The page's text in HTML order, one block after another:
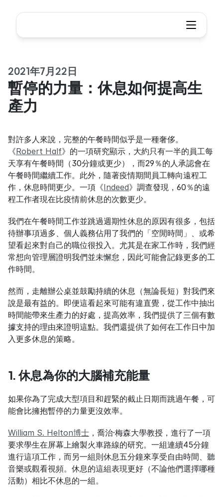
2021年7月22日
暫停的力量：休息如何提高生
產力
對許多人來說，完整的午餐時間似乎是一種奢侈。
《Robert Half》的一項研究顯示，大約只有一半的員工每
天享有午餐時間（30分鐘或更少），而29％的人承認會在
午餐時間繼續工作。此外，隨著疫情期間員工轉向遠程工
作，休息時間更少。一項《Indeed》調查發現，60％的遠
程工作者現在比疫情前休息的次數更少。
我們在午餐時間工作並跳過週期性休息的原因有很多，包括
待辦事項過多、個人義務佔用了我們的「空閒時間」、或希
望看起來對自己的職位很投入。尤其是在家工作時，我們經
常想向管理層證明我們並未懈怠，因此可能會記錄更多的工
作時間。
然而，走離辦公桌並鼓勵持續的休息（無論長短）對我們來
說是最有益的。即便這看起來可能有違直覺，從工作中抽出
時間能帶來生產力的好處，提高效率，我們提供了三個有數
據支持的理由來證明這點。我們還提供了如何在工作日中加
入更多休息的策略。
1. 休息為你的大腦補充能量
如果你為了完成大型項目和趕緊的截止日期而跳過午餐，可
能會比擁抱暫停的力量更沒效率。
William S. Helton博士 ，喬治·梅森大學教授，進行了一項
要求學生在屏幕上繪製火車路線的研究。一組連續45分鐘
進行這項工作，而另一組則休息五分鐘來享受自由時間、聽
音樂或觀看視頻。休息的這組表現更好（不論他們選擇哪種
活動）相比不休息的一組。